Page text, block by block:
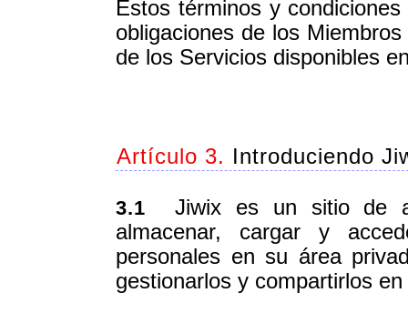
Estos términos y
obligaciones de los
de los Servicios disponibles
Artículo 3. Introduciendo
3.1 Jiwix es un sitio de
almacenar, cargar y
personales en su área
gestionarlos y compartirlos